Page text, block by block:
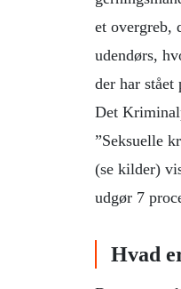
et overgreb,
udendørs,
der har
Det
”Seksuelle
(se kilder)
udgør 7
Hvad